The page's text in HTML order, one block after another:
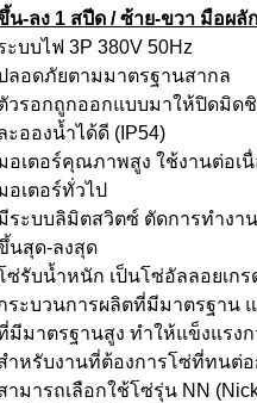
น-ลง 1 สปีด / ซ้าย-ขวา มือผลั
ะบบไฟ 3P 380V 50Hz
ลอดภัยตามมาตรฐานสากล
วรอกถูกออกแบบมาให้ปิดมิด
ะอองน้ำได้ดี (IP54)
อเตอร์คุณภาพสูง ใช้งานต่อเ
อเตอร์ทั่วไป
ระบบลิมิตสวิตซ์ ตัดการทำงา
นสุด-ลงสุด
ซ่รับน้ำหนัก เป็นโซ่อัลลอยเก
ระบวนการผลิตที่มีมาตรฐาน
มีมาตรฐานสูง ทำให้แข็งแรงก
ำหรับงานที่ต้องการโซ่ที่ทนต่อ
ามารถเลือกใช้โซ่รุ่น NN